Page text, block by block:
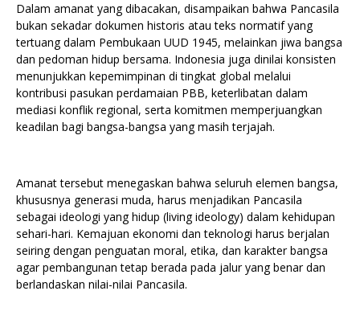
Dalam amanat yang dibacakan, disampaikan bahwa Pancasila
bukan sekadar dokumen historis atau teks normatif yang
tertuang dalam Pembukaan UUD 1945, melainkan jiwa bangsa
dan pedoman hidup bersama. Indonesia juga dinilai konsisten
menunjukkan kepemimpinan di tingkat global melalui
kontribusi pasukan perdamaian PBB, keterlibatan dalam
mediasi konflik regional, serta komitmen memperjuangkan
keadilan bagi bangsa-bangsa yang masih terjajah.
Amanat tersebut menegaskan bahwa seluruh elemen bangsa,
khususnya generasi muda, harus menjadikan Pancasila
sebagai ideologi yang hidup (living ideology) dalam kehidupan
sehari-hari. Kemajuan ekonomi dan teknologi harus berjalan
seiring dengan penguatan moral, etika, dan karakter bangsa
agar pembangunan tetap berada pada jalur yang benar dan
berlandaskan nilai-nilai Pancasila.